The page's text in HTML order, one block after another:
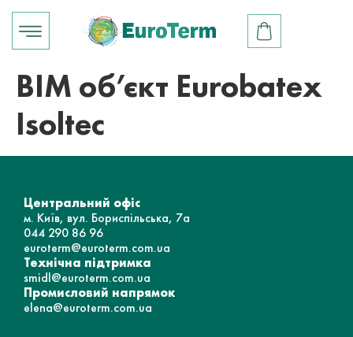
BIM об’єкт Eurobatex
Isoltec
Центральний офіс
м. Київ, вул. Бориспільська, 7а
044 290 86 96
euroterm@euroterm.com.ua
Технічна підтримка
smidl@euroterm.com.ua
Промисловий напрямок
elena@euroterm.com.ua